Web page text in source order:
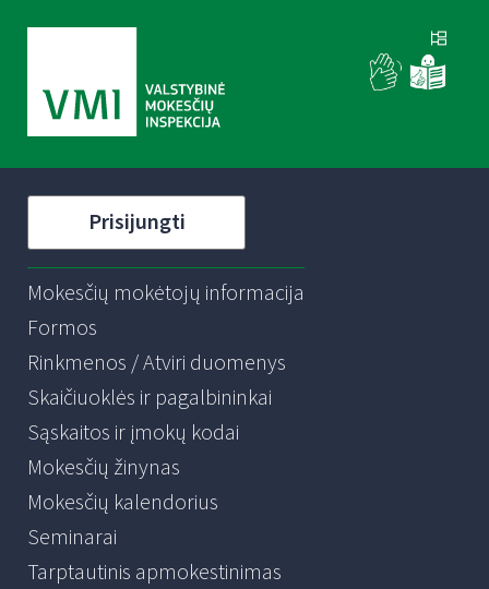
Prisijungti
Mokesčių mokėtojų informacija
Formos
Rinkmenos / Atviri duomenys
Skaičiuoklės ir pagalbininkai
Sąskaitos ir įmokų kodai
Mokesčių žinynas
Mokesčių kalendorius
Seminarai
Tarptautinis apmokestinimas